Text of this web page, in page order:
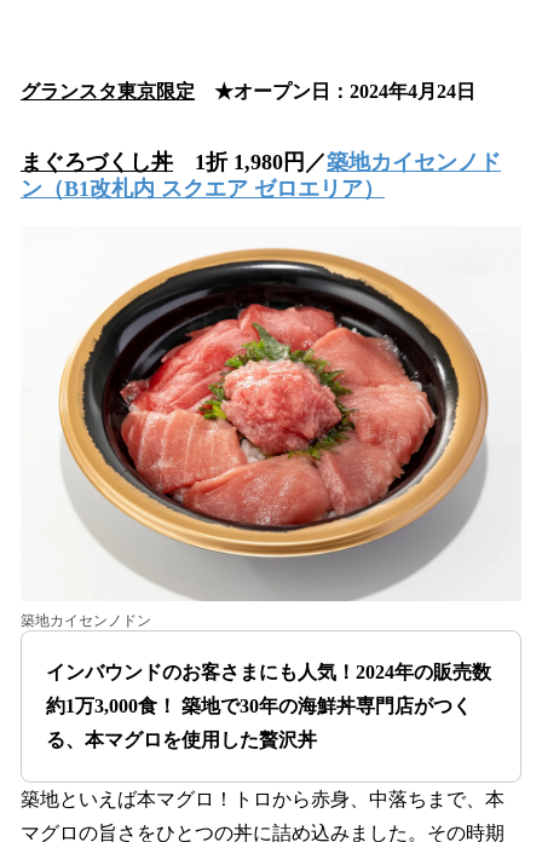
グランスタ東京限定 ★オープン日：2024年4月24日
まぐろづくし丼 1折 1,980円／築地カイセンノド
ン （B1改札内 スクエア ゼロエリア）
築地カイセンノドン
インバウンドのお客さまにも人気！2024年の販売数
約1万3,000食！ 築地で30年の海鮮丼専門店がつく
る、本マグロを使用した贅沢丼
築地といえば本マグロ！トロから赤身、中落ちまで、本
マグロの旨さをひとつの丼に詰め込みました。その時期